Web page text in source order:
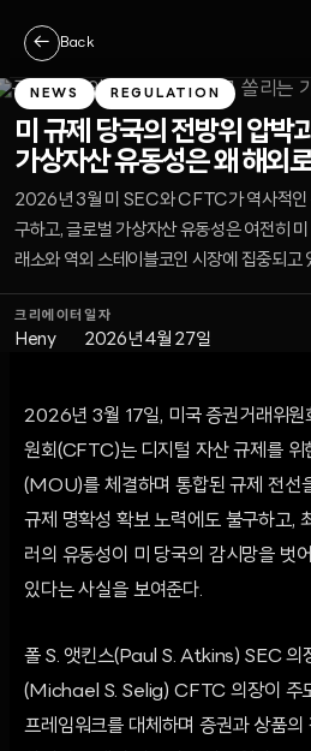
← Back
NEWS REGULATION
미 규제 당국의 전방위 압박
가상자산 유동성은 왜 해외
2026년 3월 미 SEC와 CFTC가 역사적인
구하고, 글로벌 가상자산 유동성은 여전히
래소와 역외 스테이블코인 시장에 집중되고
크리에이터
Heny
일자
2026년 4월 27일
2026년 3월 17일, 미국 증권거래위원
원회(CFTC)는 디지털 자산 규제를 위
(MOU)를 체결하며 통합된 규제 전선
규제 명확성 확보 노력에도 불구하고,
러의 유동성이 미 당국의 감시망을 벗
있다는 사실을 보여준다.
폴 S. 앳킨스(Paul S. Atkins) SEC 의
(Michael S. Selig) CFTC 의장이 주
프레임워크를 대체하며 증권과 상품의